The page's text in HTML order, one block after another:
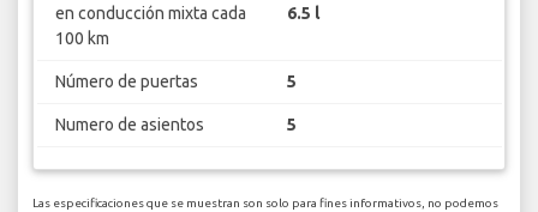
en conducción mixta cada
100 km
6.5 l
Número de puertas 5
Numero de asientos 5
Las especificaciones que se muestran son solo para fines informativos, no podemos